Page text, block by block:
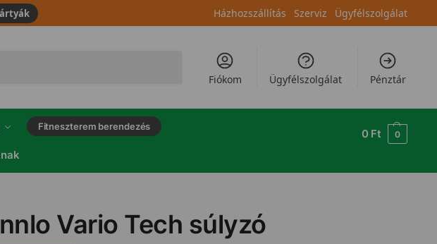
Házhozszállítás Szerviz Ügyfélszolgálat
Fiókom Ügyfélszolgálat Pénztár
Fitneszterem berendezés
0 Ft 0
Vario Tech súlyzó